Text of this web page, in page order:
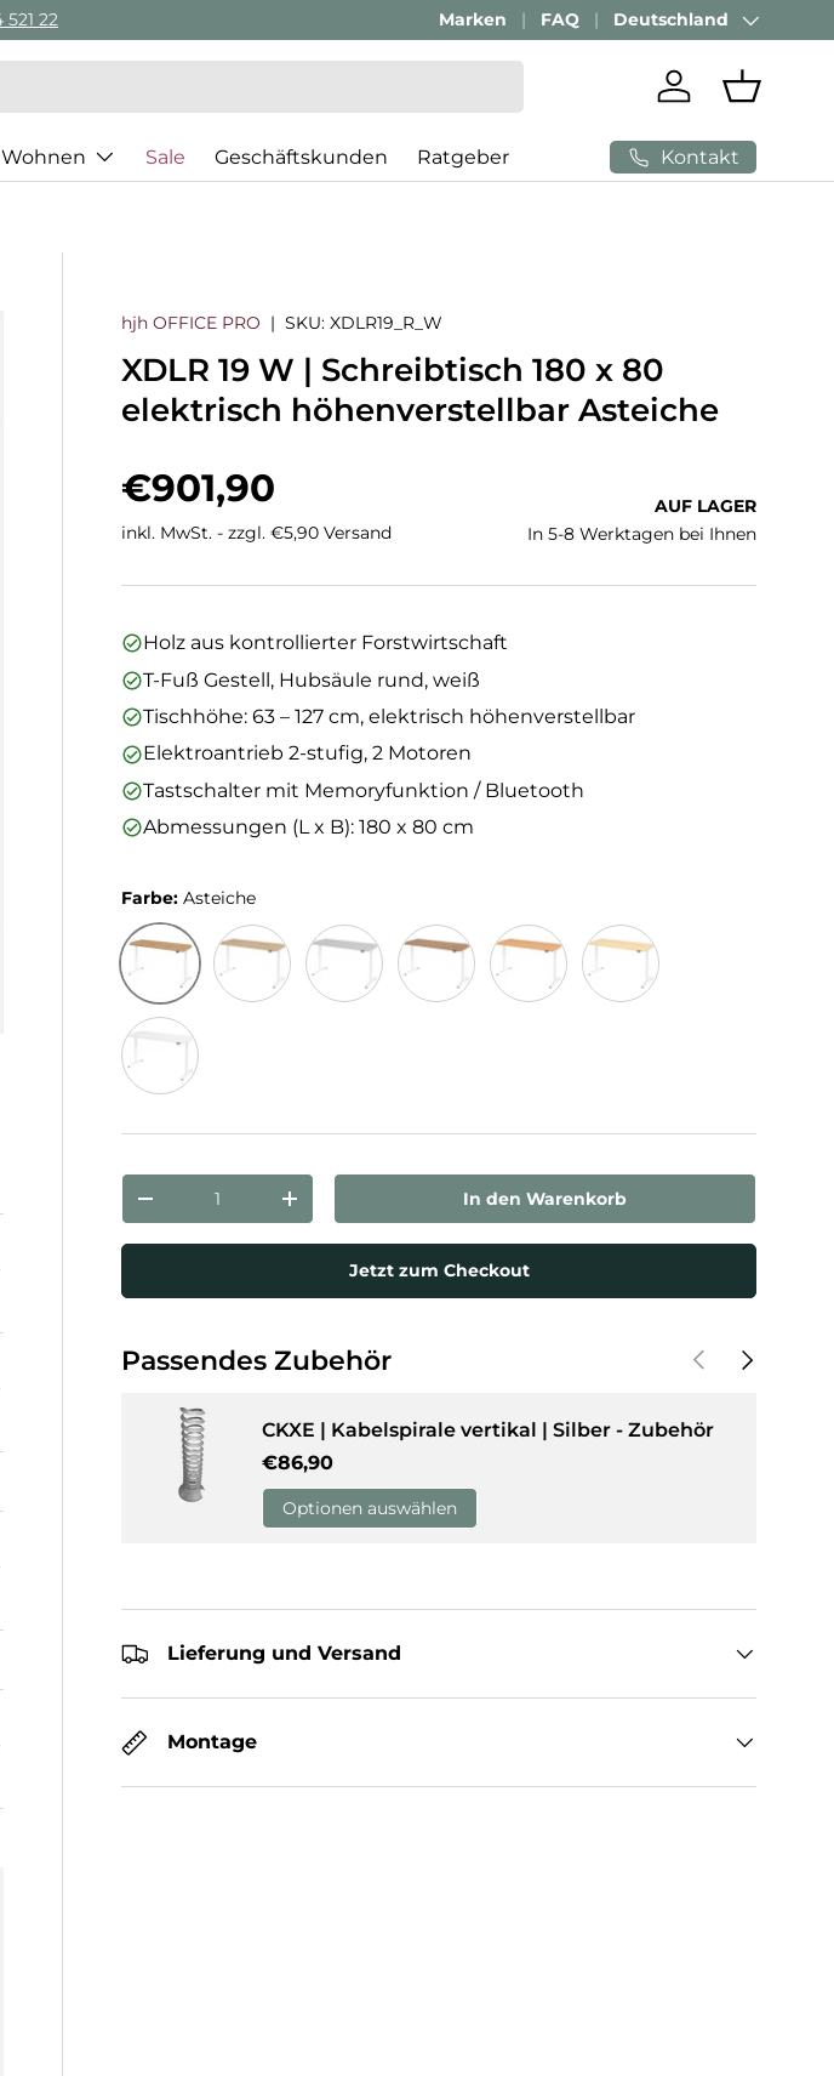
Passenden Bürostuhl finden mitAI-Beratung
Marken FAQ Land/Region
Deutschland
Einloggen
Wohnen Sale Geschäftskunden Ratgeber Kontakt
hjh OFFICE PRO |SKU: XDLR19_R_W
XDLR 19 W | Schreibtisch 180 x 80
elektrisch höhenverstellbar Asteiche
Normaler Preis
€901,90
inkl. MwSt. - zzgl. €5,90 Versand
AUF LAGER
In 5-8 Werktagen bei Ihnen
Holz aus kontrollierter Forstwirtschaft
T-Fuß Gestell, Hubsäule rund, weiß
Tischhöhe: 63 – 127 cm, elektrisch höhenverstellbar
Elektroantrieb 2-stufig, 2 Motoren
Tastschalter mit Memoryfunktion / Bluetooth
Abmessungen (L x B): 180 x 80 cm
Farbe:Asteiche
Asteiche
Anzahl
Menge verringernMenge erhöhen In den Warenkorb
Jetzt zum Checkout
Passendes Zubehör VorherigeNächste
CKXE | Kabelspirale vertikal | Silber - Zubehör
Normaler Preis
€86,90
Optionen auswählen
Lieferung und Versand
Montage